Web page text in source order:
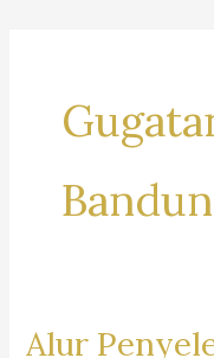
Alur